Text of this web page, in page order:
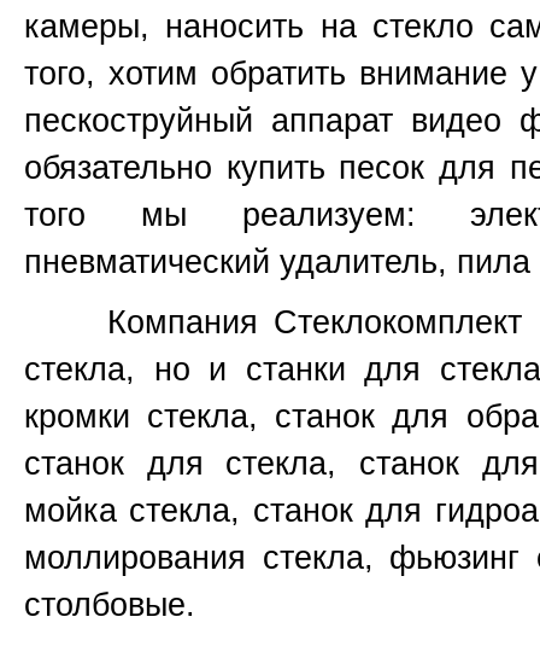
камеры, наносить на стекло
того, хотим обратить
пескоструйный аппарат
обязательно купить песок для
того мы реализуем:
пневматический удалитель,
Компания Стеклокомплект
стекла, но и станки для
кромки стекла, станок для
станок для стекла, станок
мойка стекла, станок для
моллирования стекла,
столбовые.